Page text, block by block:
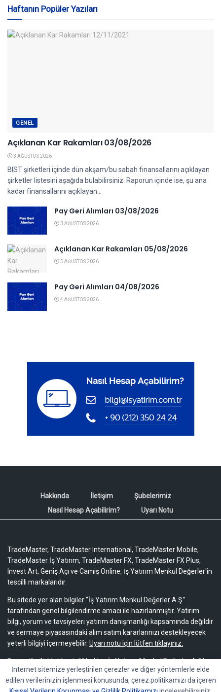
Haftanın Popüler Yazıları
GENEL
Açıklanan Kar Rakamları 03/08/2026
3 AĞUSTOS 2026
BIST şirketleri içinde dün akşam/bu sabah finansallarını açıklayan
şirketler listesini aşağıda bulabilirsiniz. Raporun içinde ise, şu ana
kadar finansallarını açıklayan...
Pay Geri Alımları 03/08/2026
3 AĞUSTOS 2026
Açıklanan Kar Rakamları 05/08/2026
5 AĞUSTOS 2026
Pay Geri Alımları 04/08/2026
4 AĞUSTOS 2026
Hakkında İletişim
Şubelerimiz
Nasıl Hesap Açabilirim?
Uyarı Notu
TradeMaster, TradeMaster International, TradeMaster Mobile,
TradeMaster İş Yatırım, TradeMaster FX, TradeMaster FX Plus,
Invest Art, Geniş Açı ve Camiş Online, İş Yatırım Menkul Değerler'in
tescilli markalarıdır.
Bu sitede yer alan bilgiler “İş Yatırım Menkul Değerler A.Ş.”
tarafından genel bilgilendirme amacı ile hazırlanmıştır. Yatırım
bilgi, yorum ve tavsiyeleri yatırım danışmanlığı kapsamında değildir
ve sermaye piyasasındaki alım satım kararlarınızı destekleyecek
yeterli bilgiyi içermeyebilir. Uyarı notu için lütfen tıklayınız.
Bu içeriğe ilişkin tüm telif hakları İş Yatırım Menkul Değerler A.Ş.’ye
aittir. Bu içerik, açık iznimiz olmaksızın başkaları tarafından
herhangi bir amaçla, kısmen veya tamamen çoğaltılamaz,
İnternet sitemize yerleştirilen çerezler ve diğer yöntemlerle elde
edilen verilerinizin işlenmesi konusunda, çerez politikamızı da içeren